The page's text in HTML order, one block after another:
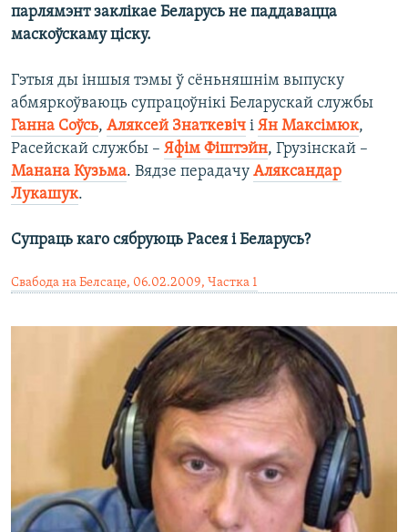
парлямэнт заклікае Беларусь не паддавацца
маскоўскаму ціску.
Гэтыя ды іншыя тэмы ў сёньняшнім выпуску
абмяркоўваюць супрацоўнікі Беларускай службы
Ганна Соўсь, Аляксей Знаткевіч і Ян Максімюк,
Расейскай службы – Яфім Фіштэйн, Грузінскай –
Манана Кузьма. Вядзе перадачу Аляксандар
Лукашук.
Супраць каго сябруюць Расея і Беларусь?
Свабода на Белсаце, 06.02.2009, Частка 1